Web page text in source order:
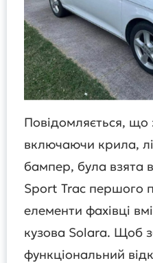
Повідомляється, що
включаючи крила,
бампер, була взята
Sport Trac першого
елементи фахівці
кузова Solara. Щоб
функціональний